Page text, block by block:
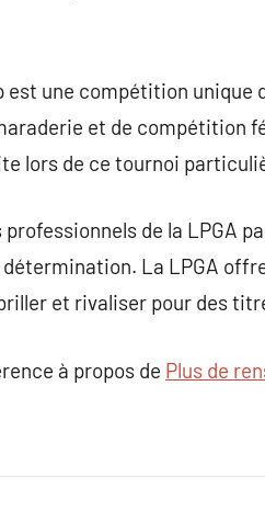
est une compétition unique
et de compétition
lors de ce tournoi
professionnels de la LPGA
La LPGA
et rivaliser pour des
à propos de Plus de